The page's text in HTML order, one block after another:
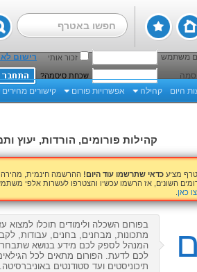
משתמש זכור אותי
רישום
שכחת סיסמה?
היום קהילה אפשרויות פורום קישורים מהירים
קהילות פורומים, הורדות, יעוץ
מציע כדאי שתרשמו עוד היום! ההרשמה חינמית, מהירה
השונים, אז הרשמו עכשיו והצטרפו לעשרות אלפי
כאן
בפורום השכלה ולימודים תוכלו למצוא
מתכונות, מבחנים, בחנים, עבודות,
המנהל לספק לכם מידע בנושא
לכם לדעת. הפורום מתאים לכל
תיכוניסטים ועד סטודנטים באוניברסיטה.